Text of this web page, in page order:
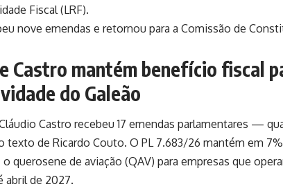
Fiscal (LRF).
nove emendas e retornou para a Comissão de
Castro mantém benefício fiscal
do Galeão
Castro recebeu 17 emendas parlamentares —
texto de Ricardo Couto. O PL 7.683/26 mantém em
querosene de aviação (QAV) para empresas que
abril de 2027.